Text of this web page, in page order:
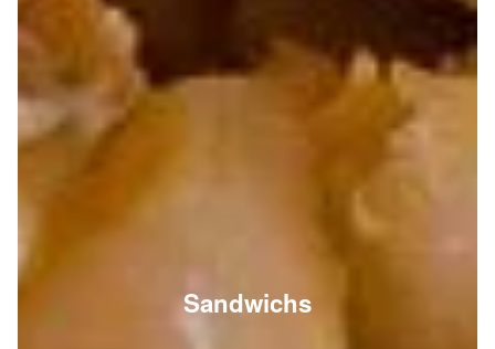
Sandwichs